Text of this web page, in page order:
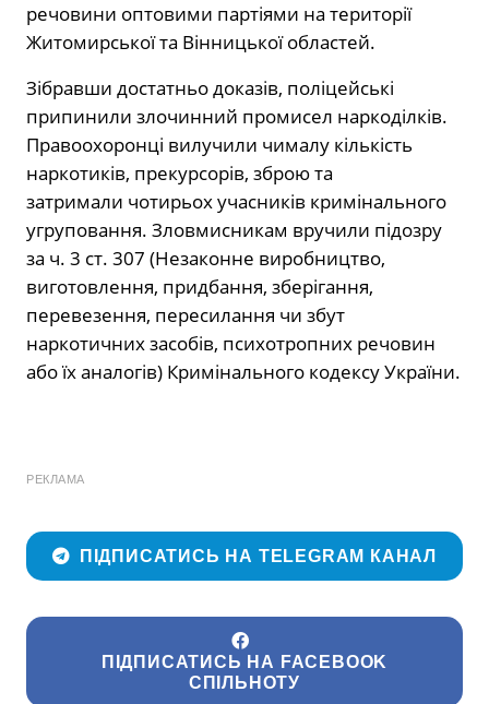
речовини оптовими партіями на території
Житомирської та Вінницької областей.
Зібравши достатньо доказів, поліцейські
припинили злочинний промисел наркоділків.
Правоохоронці вилучили чималу кількість
наркотиків, прекурсорів, зброю та
затримали чотирьох учасників кримінального
угруповання. Зловмисникам вручили підозру
за ч. 3 ст. 307 (Незаконне виробництво,
виготовлення, придбання, зберігання,
перевезення, пересилання чи збут
наркотичних засобів, психотропних речовин
або їх аналогів) Кримінального кодексу України.
РЕКЛАМА
ПІДПИСАТИСЬ НА TELEGRAM КАНАЛ
ПІДПИСАТИСЬ НА FACEBOOK
СПІЛЬНОТУ